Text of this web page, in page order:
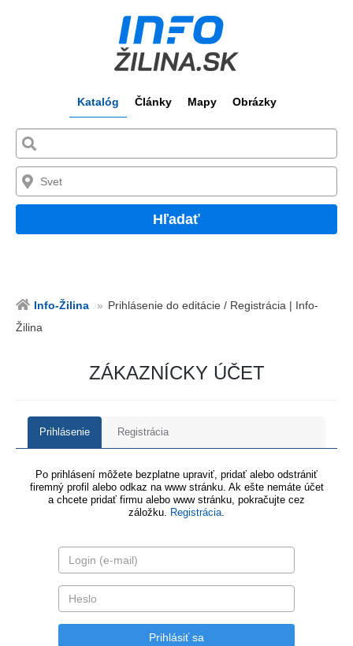
Katalóg Články Mapy Obrázky
Hľadať
Info-Žilina
Prihlásenie do editácie / Registrácia | Info-
Žilina
ZÁKAZNÍCKY ÚČET
Prihlásenie Registrácia
Po prihlásení môžete bezplatne upraviť, pridať alebo odstrániť
firemný profil alebo odkaz na www stránku. Ak ešte nemáte účet
a chcete pridať firmu alebo www stránku, pokračujte cez
záložku. Registrácia.